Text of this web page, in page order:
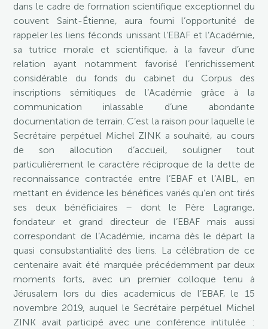
dans le cadre de formation scientifique exceptionnel du
couvent Saint-Étienne, aura fourni l’opportunité de
rappeler les liens féconds unissant l’EBAF et l’Académie,
sa tutrice morale et scientifique, à la faveur d’une
relation ayant notamment favorisé l’enrichissement
considérable du fonds du cabinet du Corpus des
inscriptions sémitiques de l’Académie grâce à la
communication inlassable d’une abondante
documentation de terrain. C’est la raison pour laquelle le
Secrétaire perpétuel Michel ZINK a souhaité, au cours
de son allocution d’accueil, souligner tout
particulièrement le caractère réciproque de la dette de
reconnaissance contractée entre l’EBAF et l’AIBL, en
mettant en évidence les bénéfices variés qu’en ont tirés
ses deux bénéficiaires – dont le Père Lagrange,
fondateur et grand directeur de l’EBAF mais aussi
correspondant de l’Académie, incarna dès le départ la
quasi consubstantialité des liens. La célébration de ce
centenaire avait été marquée précédemment par deux
moments forts, avec un premier colloque tenu à
Jérusalem lors du dies academicus de l’EBAF, le 15
novembre 2019, auquel le Secrétaire perpétuel Michel
ZINK avait participé avec une conférence intitulée :